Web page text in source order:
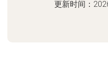
更新时间：